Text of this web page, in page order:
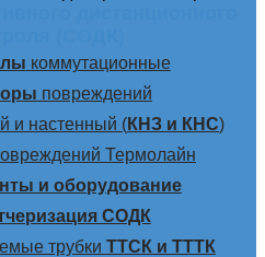
коммутационные
повреждений
и настенный (КНЗ и КНС)
Термолайн
и оборудование
СОДК
трубки ТТСК и ТТТК